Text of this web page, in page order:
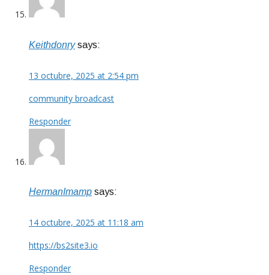
Keithdonry says:
13 octubre, 2025 at 2:54 pm
community broadcast
Responder
HermanImamp says:
14 octubre, 2025 at 11:18 am
https://bs2site3.io
Responder